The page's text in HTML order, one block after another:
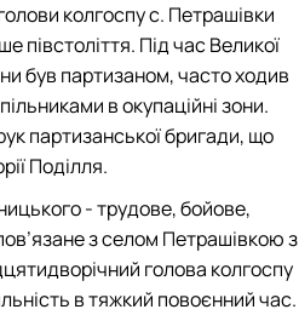
колгоспу с. Петрашівки
півстоліття. Під час Великої
був партизаном, часто ходив
в окупаційні зони.
партизанської бригади, що
Поділля.
- трудове, бойове,
з селом Петрашівкою з
голова колгоспу
в тяжкий повоєнний час.